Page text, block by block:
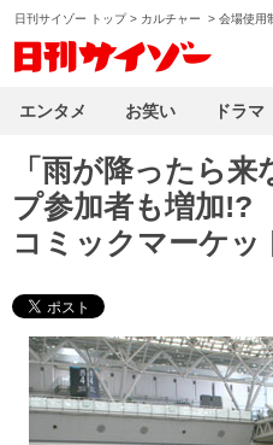
日刊サイゾー トップ> カルチャー > 会場使用
「雨が降ったら
プ参加者も増加!?
コミックマーケッ
エンタメ お笑い ドラマ